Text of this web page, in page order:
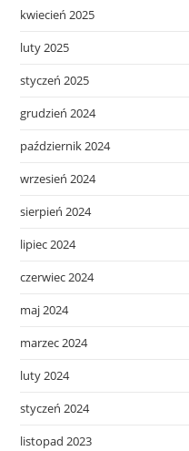
kwiecień 2025
luty 2025
styczeń 2025
grudzień 2024
październik 2024
wrzesień 2024
sierpień 2024
lipiec 2024
czerwiec 2024
maj 2024
marzec 2024
luty 2024
styczeń 2024
listopad 2023